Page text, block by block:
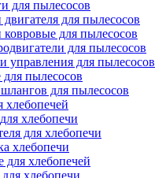
для пылесосов
для пылесосов
для пылесосов
для пылесосов
управления для пылесосов
для пылесосов
для пылесосов
хлебопечей
хлебопечи
для хлебопечи
хлебопечи
для хлебопечей
хлебопечи